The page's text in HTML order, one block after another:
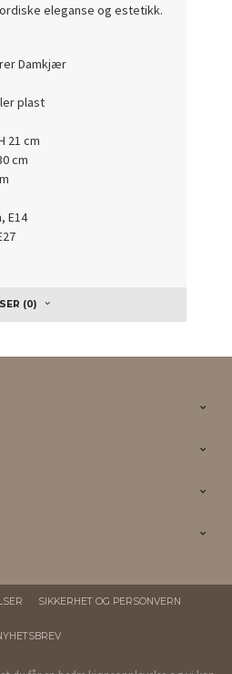
eleganse og estetikk.
Damkjær
plast
21 cm
cm
E14
(0)
SIKKERHET OG PERSONVERN